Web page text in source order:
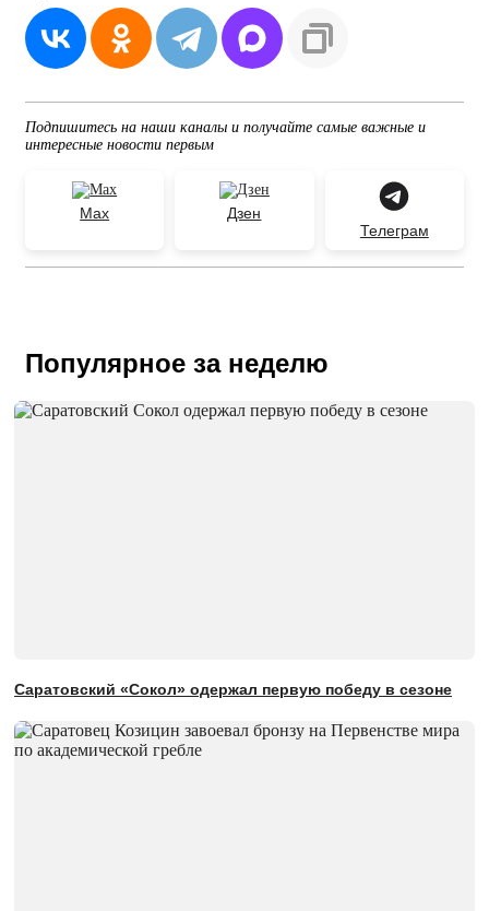
Подпишитесь на наши каналы и получайте самые важные и
интересные новости первым
Max
Дзен
Телеграм
Популярное за неделю
Саратовский «Сокол» одержал первую победу в сезоне